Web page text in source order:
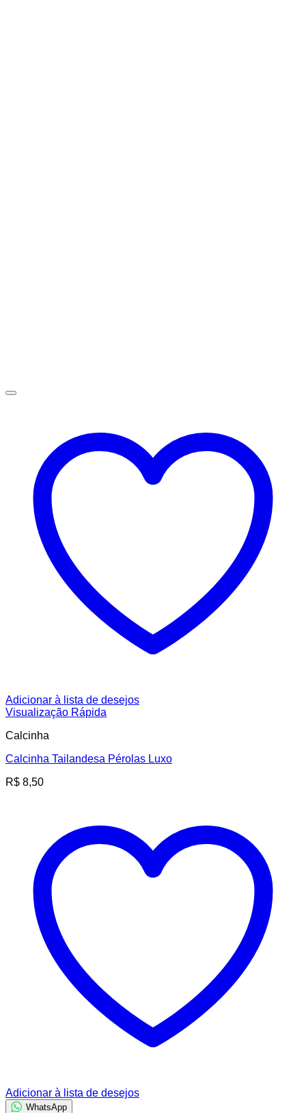
Adicionar à lista de desejos
Visualização Rápida
Calcinha
Calcinha Tailandesa Pérolas Luxo
R$ 8,50
Adicionar à lista de desejos
WhatsApp